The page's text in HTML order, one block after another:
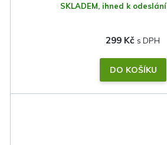
SKLADEM, ihned k odeslání
299 Kč
DO KOŠÍKU